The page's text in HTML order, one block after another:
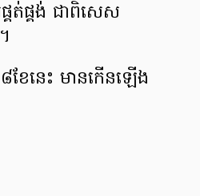
ត់ផ្គង់ ជាពិសេស​
ែនេះ មានកើនឡើង